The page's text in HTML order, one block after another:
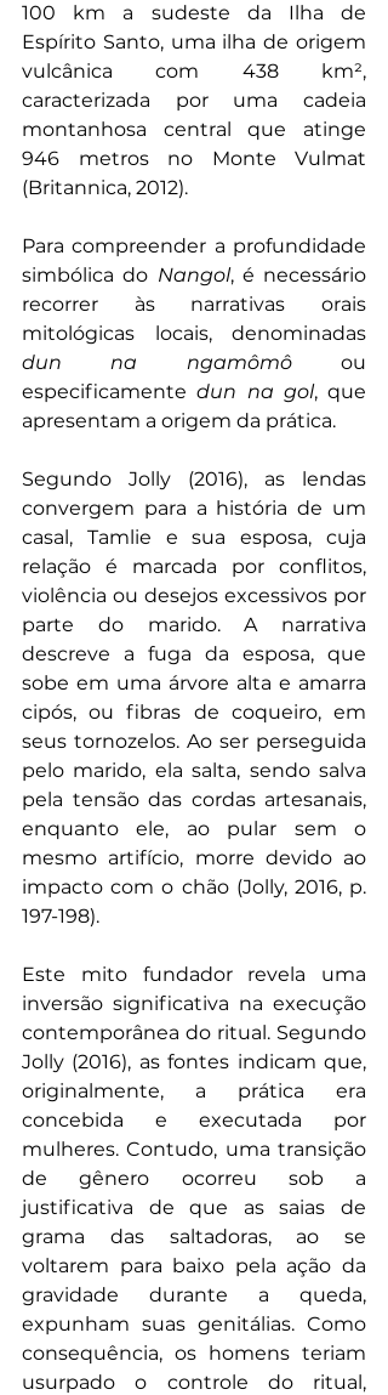
100 km a sudeste da Ilha de
Espírito Santo, uma ilha de origem
vulcânica com 438 km²,
caracterizada por uma cadeia
montanhosa central que atinge
946 metros no Monte Vulmat
(Britannica, 2012).
Para compreender a profundidade
simbólica do Nangol, é necessário
recorrer às narrativas orais
dun na ngamômô ou
especificamente dun na gol, que
apresentam a origem da prática.
Segundo Jolly (2016), as lendas
convergem para a história de um
casal, Tamlie e sua esposa, cuja
relação é marcada por conflitos,
violência ou desejos excessivos por
parte do marido. A narrativa
descreve a fuga da esposa, que
sobe em uma árvore alta e amarra
cipós, ou fibras de coqueiro, em
seus tornozelos. Ao ser perseguida
pelo marido, ela salta, sendo salva
pela tensão das cordas artesanais,
enquanto ele, ao pular sem o
mesmo artifício, morre devido ao
impacto com o chão (Jolly, 2016, p.
197-198).
Este mito fundador revela uma
inversão significativa na execução
contemporânea do ritual. Segundo
Jolly (2016), as fontes indicam que,
originalmente, a prática era
concebida e executada por
mulheres. Contudo, uma transição
de gênero ocorreu sob a
justificativa de que as saias de
grama das saltadoras, ao se
voltarem para baixo pela ação da
gravidade durante a queda,
expunham suas genitálias. Como
consequência, os homens teriam
usurpado o controle do ritual,